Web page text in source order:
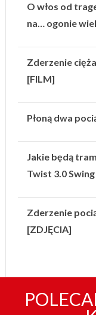
O włos od
na… ogonie
Zderzenie
[FILM]
Płoną dwa
Jakie będą
Twist 3.0 Swing
Zderzenie
[ZDJĘCIA]